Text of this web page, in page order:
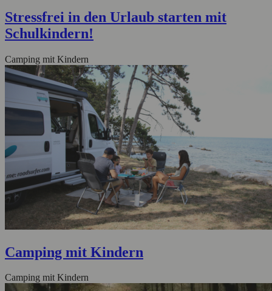
Stressfrei in den Urlaub starten mit
Schulkindern!
Camping mit Kindern
Camping mit Kindern
Camping mit Kindern